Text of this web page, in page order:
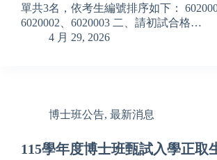
單共3名，依考生編號排序如下：
6020002、6020003 二、請初試合格…
4 月 29, 2026
博士班公告, 最新消息
115學年度博士班甄試入學正取